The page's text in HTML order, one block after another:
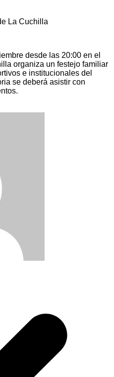
desde las 20:00 en el
organiza un festejo familiar
e institucionales del
se deberá asistir con